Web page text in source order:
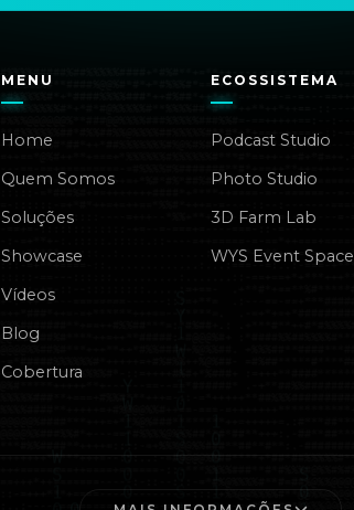
MENU
Home
Quem Somos
Soluções
Showcase
Vídeos
Blog
Cobertura
ECOSSISTEMA
Podcast Studio
Photo Studio
3D Farm Lab
WYS Event Space